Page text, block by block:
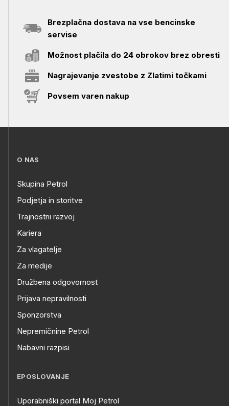
Brezplačna dostava na vse bencinske
servise
Možnost plačila do 24 obrokov brez obresti
Nagrajevanje zvestobe z Zlatimi točkami
Povsem varen nakup
O NAS
Skupina Petrol
Podjetja in storitve
Trajnostni razvoj
Kariera
Za vlagatelje
Za medije
Družbena odgovornost
Prijava nepravilnosti
Sponzorstva
Nepremičnine Petrol
Nabavni razpisi
EPOSLOVANJE
Uporabniški portal Moj Petrol